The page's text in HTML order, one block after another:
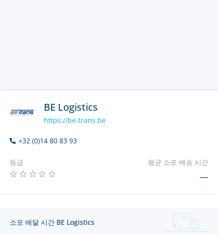
BE Logistics
https://be-trans.be
+32 (0)14 80 83 93
등급 평균 소포 배송 시간
—
소포 배달 시간 BE Logistics